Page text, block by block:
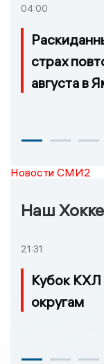
04:00
страх
августа в
Новости СМИ2
Наш
21:31
Кубок КХЛ
округам